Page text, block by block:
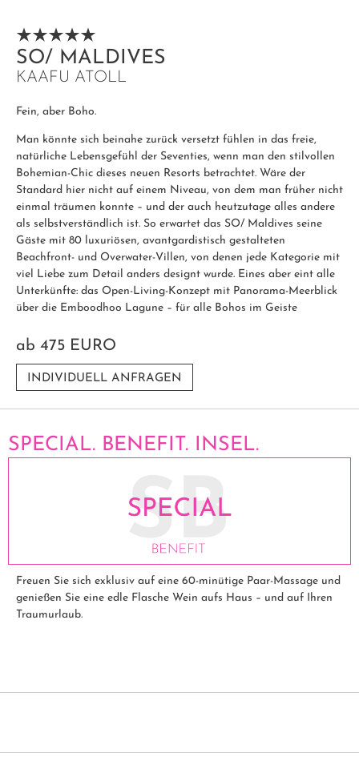
SO/ MALDIVES
KAAFU ATOLL
Fein, aber Boho.
Man könnte sich beinahe zurück versetzt fühlen in das freie,
natürliche Lebensgefühl der Seventies, wenn man den stilvollen
Bohemian-Chic dieses neuen Resorts betrachtet. Wäre der
Standard hier nicht auf einem Niveau, von dem man früher nicht
einmal träumen konnte – und der auch heutzutage alles andere
als selbstverständlich ist. So erwartet das SO/ Maldives seine
Gäste mit 80 luxuriösen, avantgardistisch gestalteten
Beachfront- und Overwater-Villen, von denen jede Kategorie mit
viel Liebe zum Detail anders designt wurde. Eines aber eint alle
Unterkünfte: das Open-Living-Konzept mit Panorama-Meerblick
über die Emboodhoo Lagune – für alle Bohos im Geiste
ab 475 EURO
INDIVIDUELL ANFRAGEN
SPECIAL. BENEFIT. INSEL.
Freuen Sie sich exklusiv auf eine 60-minütige Paar-Massage und
genießen Sie eine edle Flasche Wein aufs Haus – und auf Ihren
Traumurlaub.